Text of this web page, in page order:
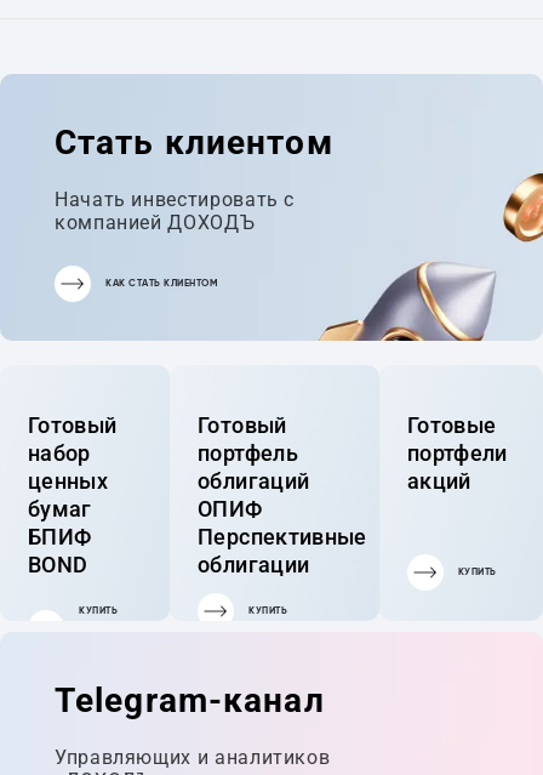
Стать клиентом
Начать инвестировать с
компанией ДОХОДЪ
КАК СТАТЬ КЛИЕНТОМ
Готовый
набор
ценных
бумаг
БПИФ
BOND
КУПИТЬ
Готовый
портфель
облигаций
ОПИФ
Перспективные
облигации
КУПИТЬ
Готовые
портфели
акций
КУПИТЬ
Telegram-канал
Управляющих и аналитиков